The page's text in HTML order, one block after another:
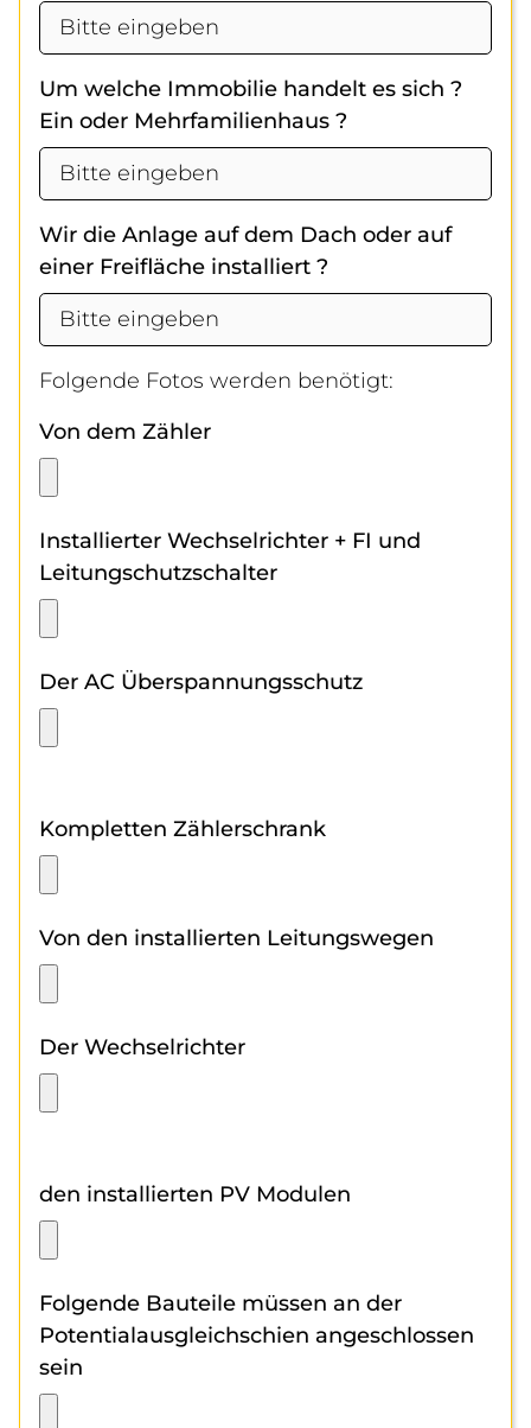
Um welche Immobilie handelt es sich ?
Ein oder Mehrfamilienhaus ?
Wir die Anlage auf dem Dach oder auf
einer Freifläche installiert ?
Folgende Fotos werden benötigt:
Von dem Zähler
Installierter Wechselrichter + FI und
Leitungschutzschalter
Der AC Überspannungsschutz
Kompletten Zählerschrank
Von den installierten Leitungswegen
Der Wechselrichter
den installierten PV Modulen
Folgende Bauteile müssen an der
Potentialausgleichschien angeschlossen
sein